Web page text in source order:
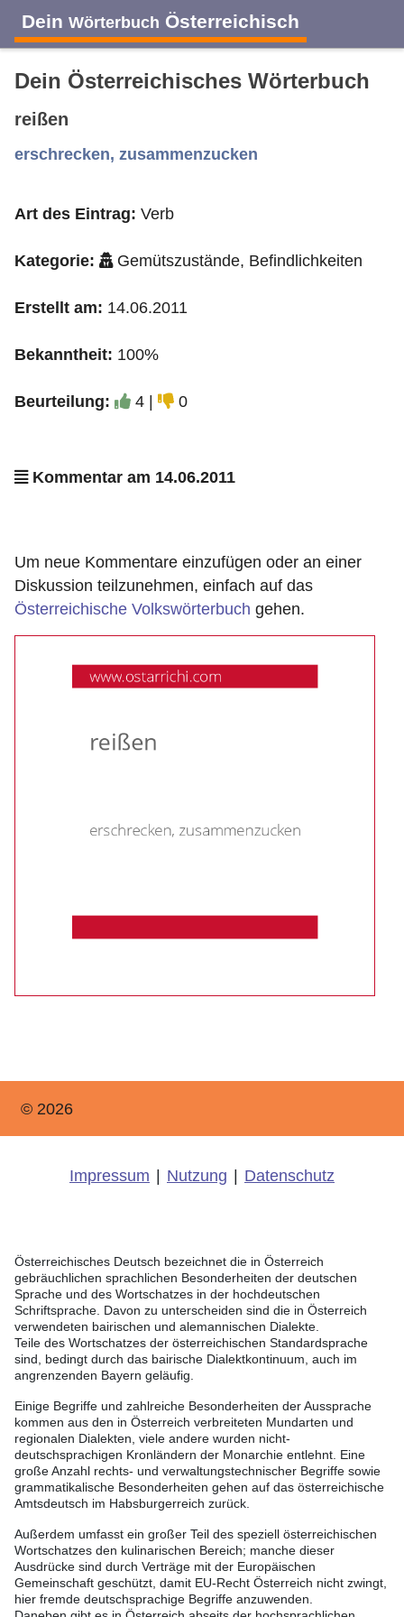
Dein Wörterbuch Österreichisch
A B C D E F
J K L M
Dein Österreichisches Wörterbuch
reißen
erschrecken, zusammenzucken
Art des Eintrag: Verb
Kategorie: Gemütszustände, Befindlichkeiten
Erstellt am: 14.06.2011
Bekanntheit: 100%
Beurteilung: 4 | 0
Kommentar am 14.06.2011
Um neue Kommentare einzufügen oder an einer
Diskussion teilzunehmen, einfach auf das
Österreichische Volkswörterbuch gehen.
© 2026
Impressum Nutzung Datenschutz
Österreichisches Deutsch bezeichnet die in Österreich
gebräuchlichen sprachlichen Besonderheiten der deutschen
Sprache und des Wortschatzes in der hochdeutschen
Schriftsprache. Davon zu unterscheiden sind die in Österreich
verwendeten bairischen und alemannischen Dialekte.
Teile des Wortschatzes der österreichischen Standardsprache
sind, bedingt durch das bairische Dialektkontinuum, auch im
angrenzenden Bayern geläufig.
Einige Begriffe und zahlreiche Besonderheiten der Aussprache
kommen aus den in Österreich verbreiteten Mundarten und
regionalen Dialekten, viele andere wurden nicht-
deutschsprachigen Kronländern der Monarchie entlehnt. Eine
große Anzahl rechts- und verwaltungstechnischer Begriffe sowie
grammatikalische Besonderheiten gehen auf das österreichische
Amtsdeutsch im Habsburgerreich zurück.
Außerdem umfasst ein großer Teil des speziell österreichischen
Wortschatzes den kulinarischen Bereich; manche dieser
Ausdrücke sind durch Verträge mit der Europäischen
Gemeinschaft geschützt, damit EU-Recht Österreich nicht zwingt,
hier fremde deutschsprachige Begriffe anzuwenden.